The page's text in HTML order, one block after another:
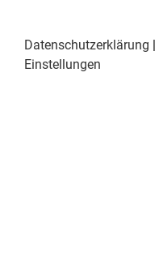
Datenschutzerklärung |
Einstellungen